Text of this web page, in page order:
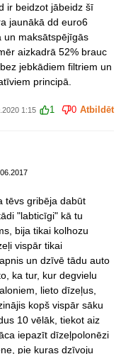
ir beidzot jābeidz šī
jaunākā dd euro6
un maksātspējīgās
aizkadrā 52% brauc
jebkādiem filtriem un
principā.
1:15 1 0 Atbildēt
tēvs gribēja dabūt
"labticīgi" kā tu
bija tikai kolhozu
vispār tikai
un dzīvē tādu auto
ka tur, kur degvielu
lieto dīzeļus,
kopš vispār sāku
10 vēlāk, tiekot aiz
iepazīt dīzeļpolonēzi
pie kuras dzīvoju